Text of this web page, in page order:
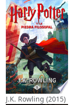
J.K. Rowling (2015)